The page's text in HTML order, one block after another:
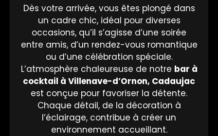
Dès votre arrivée, vous êtes plongé dans
un cadre chic, idéal pour diverses
occasions, qu’il s’agisse d’une soirée
entre amis, d’un rendez-vous romantique
ou d’une célébration spéciale.
L’atmosphère chaleureuse de notre bar à
cocktail à Villenave-d’Ornon, Cadaujac
est conçue pour favoriser la détente.
Chaque détail, de la décoration à
l’éclairage, contribue à créer un
environnement accueillant.